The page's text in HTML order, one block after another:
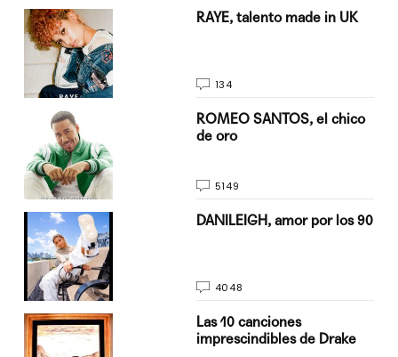
RAYE, talento made in UK
134
ROMEO SANTOS, el chico
de oro
5149
DANILEIGH, amor por los 90
4048
Las 10 canciones
imprescindibles de Drake